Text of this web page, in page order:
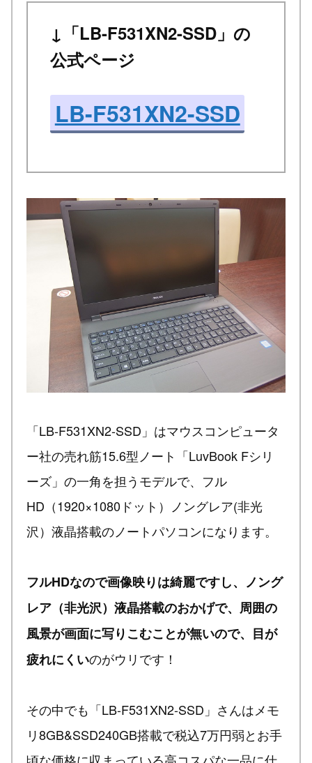
↓「LB-F531XN2-SSD」の
公式ページ
LB-F531XN2-SSD
「LB-F531XN2-SSD」はマウスコンピュータ
ー社の売れ筋15.6型ノート「LuvBook Fシリ
ーズ」の一角を担うモデルで、フル
HD（1920×1080ドット）ノングレア(非光
沢）液晶搭載のノートパソコンになります。
フルHDなので画像映りは綺麗ですし、ノング
レア（非光沢）液晶搭載のおかげで、周囲の
風景が画面に写りこむことが無いので、目が
疲れにくいのがウリです！
その中でも「LB-F531XN2-SSD」さんはメモ
リ8GB&SSD240GB搭載で税込7万円弱とお手